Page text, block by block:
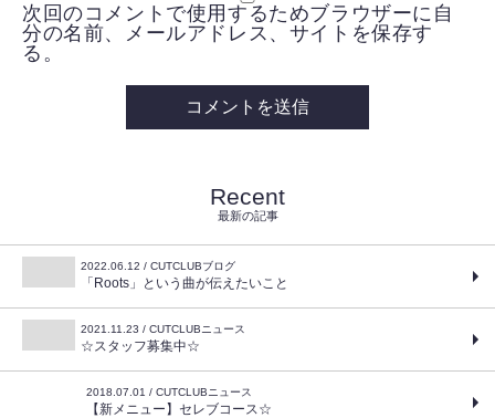
次回のコメントで使用するためブラウザーに自
分の名前、メールアドレス、サイトを保存す
る。
Recent
最新の記事
2022.06.12 / CUTCLUBブログ
「Roots」という曲が伝えたいこと
2021.11.23 / CUTCLUBニュース
☆スタッフ募集中☆
2018.07.01 / CUTCLUBニュース
【新メニュー】セレブコース☆